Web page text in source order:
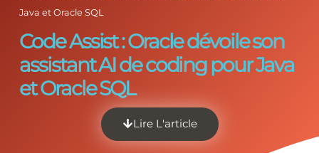
Java et Oracle SQL
Code Assist : Oracle dévoile son
assistant AI de coding pour Java
et Oracle SQL
Lire L'article